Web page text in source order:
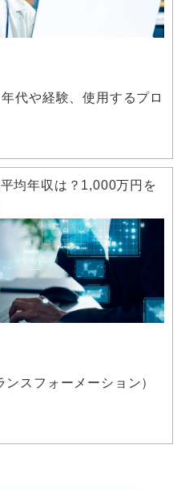
代や経験、使用するプロ
均年収は？1,000万円を
スフォーメーション）